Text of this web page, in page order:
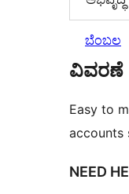
ಬೆಂಬಲ
ವಿವರಣೆ
Easy to
accounts
NEED